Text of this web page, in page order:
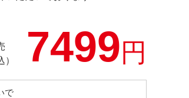
7499円
で